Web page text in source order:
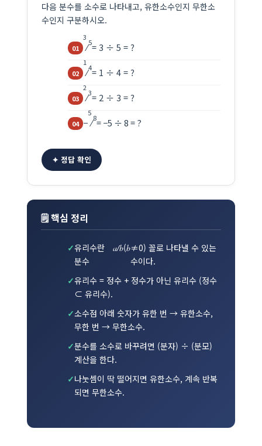
다음 분수를 소수로 나타내고, 유한소수인지 무한소
수인지 구분하시오.
3
⁄5= 3 ÷ 5 = ?
1
⁄4= 1 ÷ 4 = ?
2
⁄3= 2 ÷ 3 = ?
−
5
⁄8= −5 ÷ 8 = ?
✦ 정답 확인
🗒 핵심 정리
유리수란
분수
a/b(b≠0) 꼴로 나타낼 수 있는
수이다.
유리수 = 정수 + 정수가 아닌 유리수 (정수
⊂ 유리수).
소수점 아래 숫자가 유한 번 → 유한소수,
무한 번 → 무한소수.
분수를 소수로 바꾸려면 (분자) ÷ (분모)
계산을 한다.
나눗셈이 딱 떨어지면 유한소수, 계속 반복
되면 무한소수.